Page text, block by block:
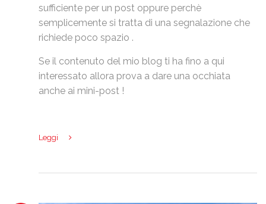
sufficiente per un post oppure perchè
semplicemente si tratta di una segnalazione che
richiede poco spazio .
Se il contenuto del mio blog ti ha fino a qui
interessato allora prova a dare una occhiata
anche ai mini-post !
Leggi